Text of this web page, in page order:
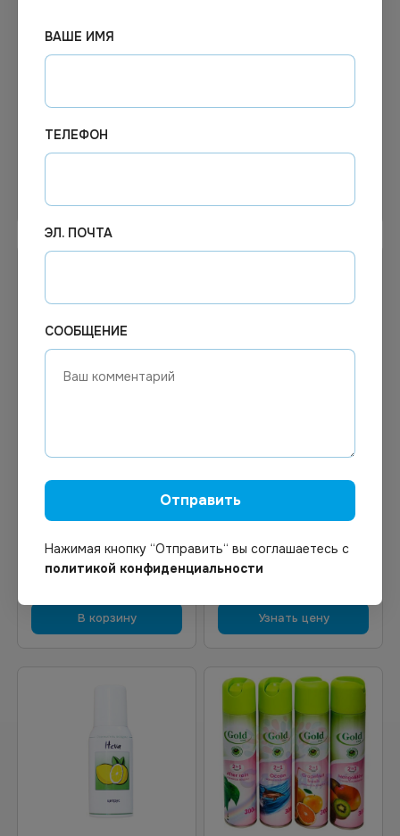
В наличии
Под заказ
мл, 12 шт. в упаковке
воздуха Цитрусовая
В корзину
Освежитель воздуха Gold
Wind Кофе 300 мл *12
Узнать цену
ВАШЕ ИМЯ
ТЕЛЕФОН
ЭЛ. ПОЧТА
СООБЩЕНИЕ
Отправить
Нажимая кнопку “Отправить“ вы соглашаетесь с
политикой конфиденциальности